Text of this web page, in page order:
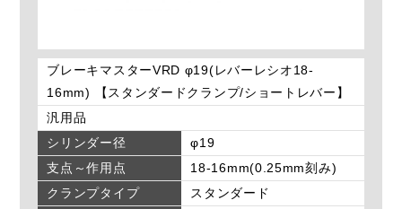
ブレーキマスターVRD φ19(レバーレシオ18-
16mm) 【スタンダードクランプ/ショートレバー】
汎用品
シリンダー径
φ19
支点～作用点
18-16mm(0.25mm刻み)
クランプタイプ
スタンダード